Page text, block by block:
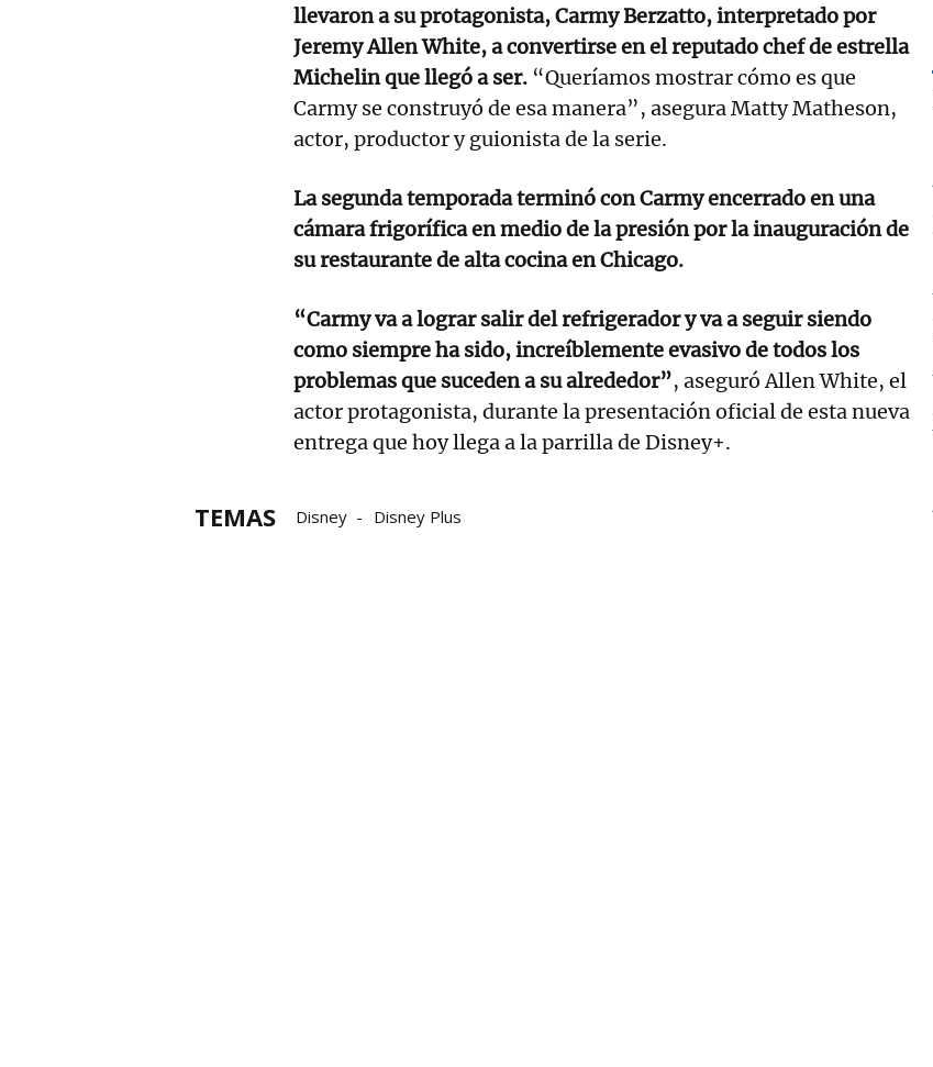
llevaron a su protagonista, Carmy Berzatto, interpretado por
Jeremy Allen White, a convertirse en el reputado chef de estrella
Michelin que llegó a ser. “Queríamos mostrar cómo es que
Carmy se construyó de esa manera”, asegura Matty Matheson,
actor, productor y guionista de la serie.
La segunda temporada terminó con Carmy encerrado en una
cámara frigorífica en medio de la presión por la inauguración de
su restaurante de alta cocina en Chicago.
“Carmy va a lograr salir del refrigerador y va a seguir siendo
como siempre ha sido, increíblemente evasivo de todos los
problemas que suceden a su alrededor”, aseguró Allen White, el
actor protagonista, durante la presentación oficial de esta nueva
entrega que hoy llega a la parrilla de Disney+.
TEMAS Disney Disney Plus